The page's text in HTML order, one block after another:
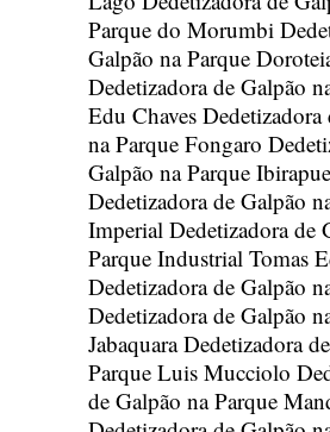
Parque do Morumbi
Galpão na Parque
Dedetizadora de Galpão
Edu Chaves Dedetizadora
na Parque Fongaro
Galpão na Parque
Dedetizadora de Galpão
Imperial Dedetizadora de
Parque Industrial Tomas
Dedetizadora de Galpão
Dedetizadora de Galpão
JabaquaraDedetizadora
Parque Luis Mucciolo
de Galpão na Parque